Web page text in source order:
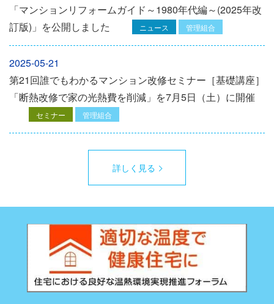
「マンションリフォームガイド～1980年代編～(2025年改
訂版)」を公開しました
ニュース 管理組合
2025-05-21
第21回誰でもわかるマンション改修セミナー［基礎講座］
「断熱改修で家の光熱費を削減」を7月5日（土）に開催
セミナー 管理組合
詳しく見る